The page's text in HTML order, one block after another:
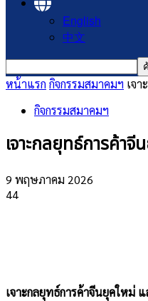
English
中文
หน้าแรก กิจกรรมสมาคมฯ เจ
กิจกรรมสมาคมฯ
เจาะกลยุทธ์การค้า
9 พฤษภาคม 2026
44
เจาะกลยุทธ์การค้าจีนยุคใหม่